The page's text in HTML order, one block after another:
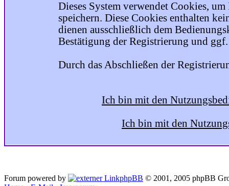
Dieses System verwendet Cookies,
speichern. Diese Cookies enthalten
dienen ausschließlich dem
Bestätigung der Registrierung und ggf.
Durch das Abschließen der
Ich bin mit den
Ich bin mit den
Forum powered by phpBB © 2001, 2005 phpBB